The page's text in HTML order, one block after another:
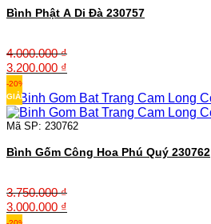
Bình Phật A Di Đà 230757
4.000.000₫
Giá
gốc
là:
4.000.000 ₫.
3.200.000 ₫
tại
là:
3.200.000 ₫.
-20%
GIẢM
Mã SP: 230762
Bình Gốm Công Hoa Phú Quý 230762
3.750.000₫
Giá
gốc
3.000.000 ₫